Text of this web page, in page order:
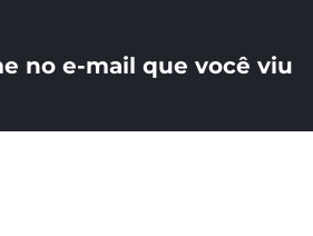
no e-mail que você viu